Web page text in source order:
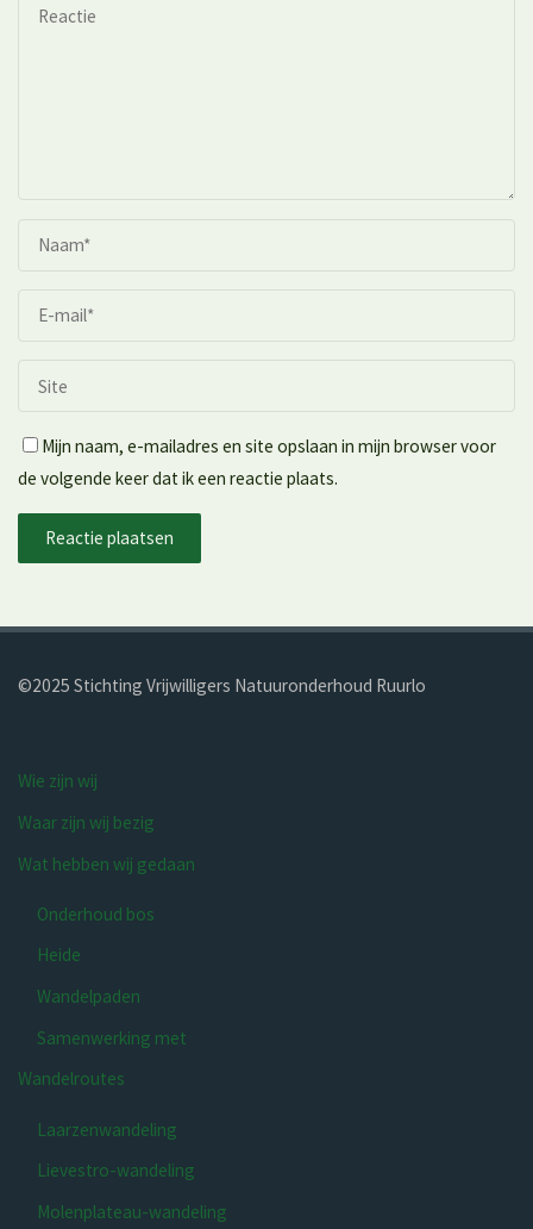
Mijn naam, e-mailadres en site opslaan in mijn browser voor
de volgende keer dat ik een reactie plaats.
©2025 Stichting Vrijwilligers Natuur­onderhoud Ruurlo
Wie zijn wij
Waar zijn wij bezig
Wat hebben wij gedaan
Onderhoud bos
Heide
Wandelpaden
Samenwerking met
Wandelroutes
Laarzenwandeling
Lievestro-wandeling
Molenplateau-wandeling